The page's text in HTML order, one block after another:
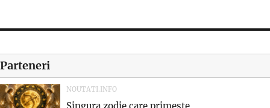
Parteneri
NOUTATI.INFO